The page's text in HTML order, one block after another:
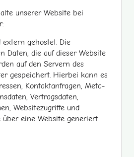
unserer Website bei
extern gehostet. Die
Daten, die auf dieser Website
auf den Servern des
gespeichert. Hierbei kann es
Kontaktanfragen, Meta-
Vertragsdaten,
Websitezugriffe und
über eine Website generiert